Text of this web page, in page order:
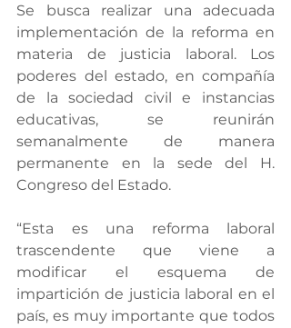
Se busca realizar una adecuada
implementación de la reforma en
materia de justicia laboral. Los
poderes del estado, en compañía
de la sociedad civil e instancias
educativas, se reunirán
semanalmente de manera
permanente en la sede del H.
Congreso del Estado.
“Esta es una reforma laboral
trascendente que viene a
modificar el esquema de
impartición de justicia laboral en el
país, es muy importante que todos